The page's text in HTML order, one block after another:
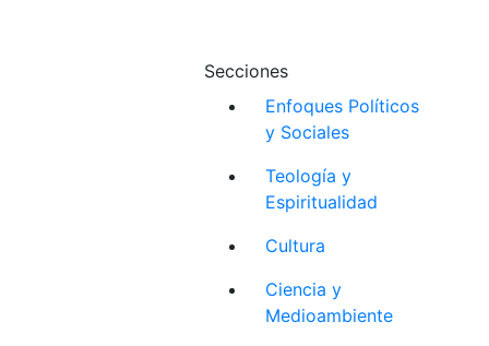
Secciones
Enfoques Políticos
y Sociales
Teología y
Espiritualidad
Cultura
Ciencia y
Medioambiente